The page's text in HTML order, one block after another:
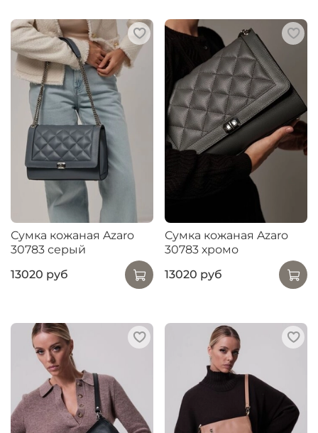
Сумка кожаная Azaro
30783 серый
13020 руб
Сумка кожаная Azaro
30783 хромо
13020 руб